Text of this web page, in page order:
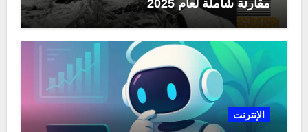
مقارنة شاملة لعام 2025
الإنترنت